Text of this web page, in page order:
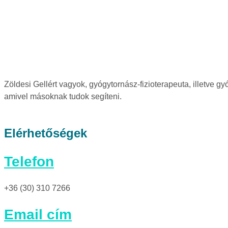
Zöldesi Gellért vagyok, gyógytornász-fizioterapeuta, illetve
amivel másoknak tudok segíteni.
Elérhetőségek
Telefon
+36 (30) 310 7266
Email cím